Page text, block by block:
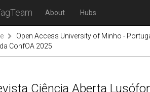
About Hubs
Open Access University of Minho -
ConfOA 2025
Ciência Aberta